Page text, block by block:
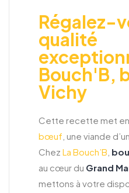
Régalez-
qualité
Bouch'B,
Vichy
Cette recette met en
bœuf , une viande
Chez La Bouch’B
au cœur du Grand
mettons à votre